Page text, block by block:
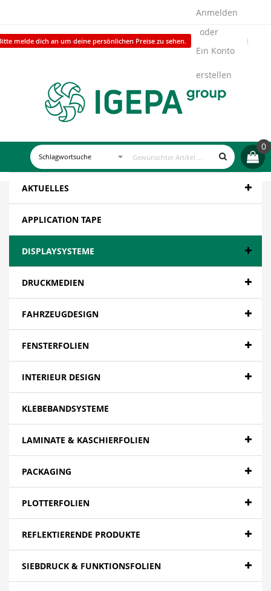
melde dich an um deine persönlichen Preise zu sehen.
Anmelden
Ein Konto
erstellen
0
AKTUELLES
APPLICATION TAPE
DISPLAYSYSTEME
DRUCKMEDIEN
FAHRZEUGDESIGN
FENSTERFOLIEN
INTERIEUR DESIGN
KLEBEBANDSYSTEME
LAMINATE & KASCHIERFOLIEN
PACKAGING
PLOTTERFOLIEN
REFLEKTIERENDE PRODUKTE
SIEBDRUCK & FUNKTIONSFOLIEN